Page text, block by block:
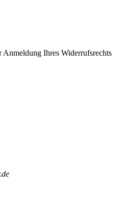
Ihres Widerrufsrechts